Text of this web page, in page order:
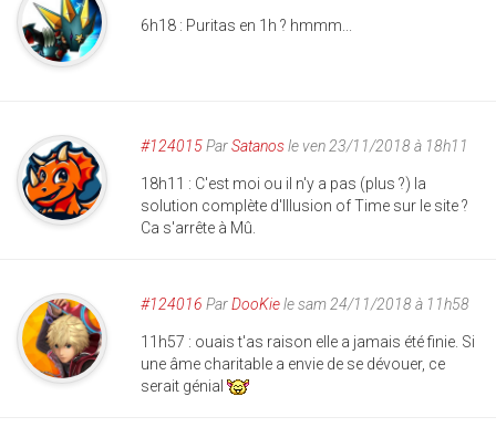
6h18 : Puritas en 1h ? hmmm...
#124015ParSatanosle ven 23/11/2018 à 18h11
18h11 : C'est moi ou il n'y a pas (plus ?) la
solution complète d'Illusion of Time sur le site ?
Ca s'arrête à Mû.
#124016 ParDooKiele sam 24/11/2018 à 11h58
11h57 : ouais t'as raison elle a jamais été finie. Si
une âme charitable a envie de se dévouer, ce
serait génial